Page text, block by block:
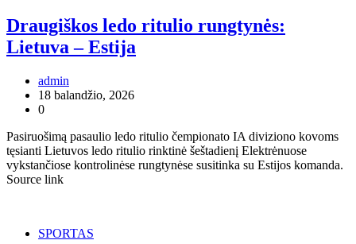
Draugiškos ledo ritulio rungtynės:
Lietuva – Estija
admin
18 balandžio, 2026
0
Pasiruošimą pasaulio ledo ritulio čempionato IA diviziono kovoms
tęsianti Lietuvos ledo ritulio rinktinė šeštadienį Elektrėnuose
vykstančiose kontrolinėse rungtynėse susitinka su Estijos komanda.
Source link
SPORTAS